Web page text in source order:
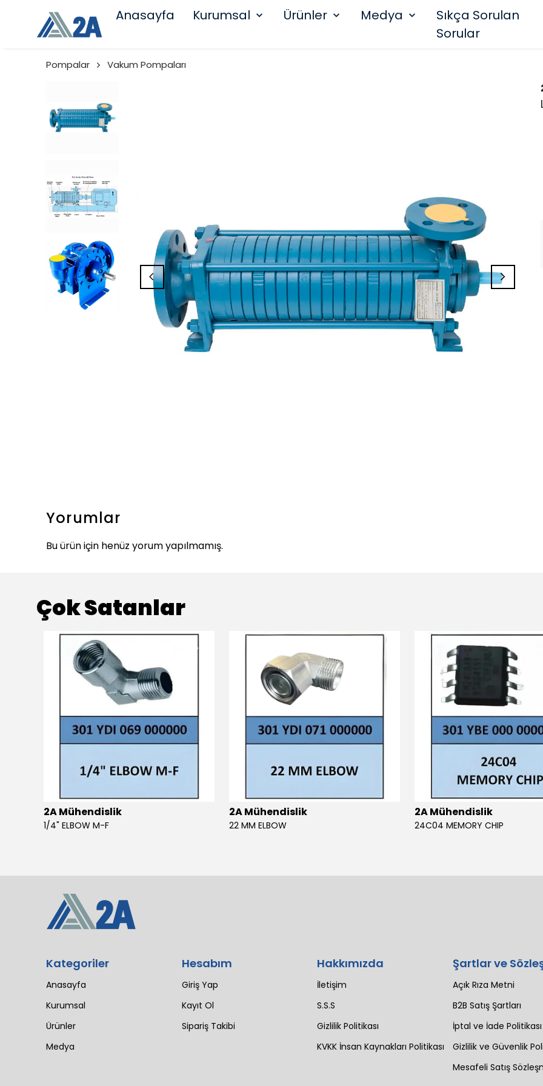
Anasayfa Kurumsal Ürünler Medya
Sıkça Sorulan
Sorular
Pompalar Vakum Pompaları
Yorumlar
Bu ürün için henüz yorum yapılmamış.
Çok Satanlar
2A Mühendislik
1/4" ELBOW M-F
2A Mühendislik
22 MM ELBOW
2A Mühendislik
24C04 MEMORY CHIP
Kategoriler
Anasayfa
Kurumsal
Ürünler
Medya
Hesabım
Giriş Yap
Kayıt Ol
Sipariş Takibi
Hakkımızda
İletişim
S.S.S
Gizlilik Politikası
KVKK İnsan Kaynakları Politikası
Şartlar ve
Açık Rıza Metni
B2B Satış Şartları
İptal ve İade Politikası
Gizlilik ve Güvenlik
Mesafeli Satış